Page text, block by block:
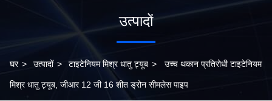
उत्पादों
घर > उत्पादों > टाइटेनियम मिश्र धातु ट्यूब > उच्च थकान प्रतिरोधी टाइटेनियम
मिश्र धातु ट्यूब, जीआर 12 जी 16 शीत ड्रोन सीमलेस पाइप